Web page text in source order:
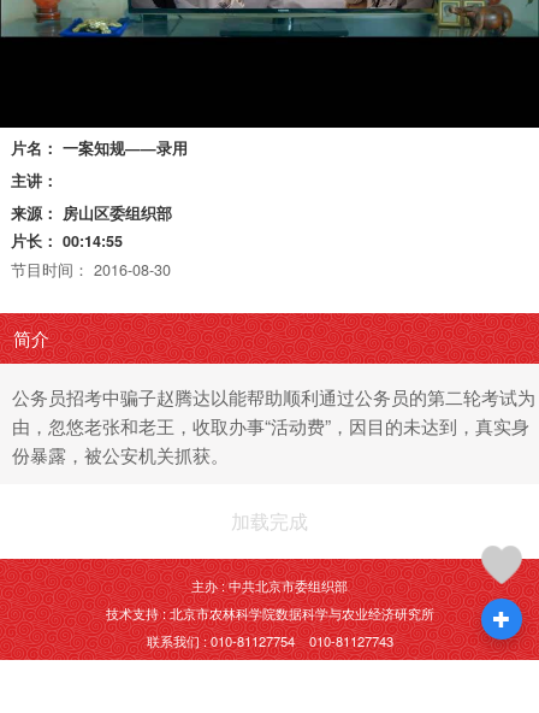
片名： 一案知规——录用
主讲：
来源： 房山区委组织部
片长： 00:14:55
节目时间： 2016-08-30
简介
公务员招考中骗子赵腾达以能帮助顺利通过公务员的第二轮考试为
由，忽悠老张和老王，收取办事“活动费”，因目的未达到，真实身
份暴露，被公安机关抓获。
加载完成
主办 : 中共北京市委组织部
技术支持 : 北京市农林科学院数据科学与农业经济研究所
联系我们 : 010-81127754 010-81127743